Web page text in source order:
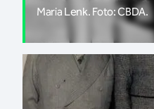
Maria Lenk. Foto: CBDA.